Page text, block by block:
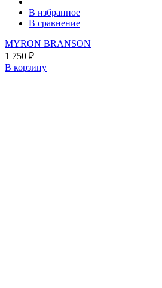
В избранное
В сравнение
MYRON BRANSON
1 750 ₽
В корзину